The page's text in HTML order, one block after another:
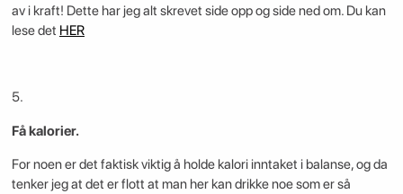
av i kraft! Dette har jeg alt skrevet side opp og side ned om. Du kan
lese det HER
5.
Få kalorier.
For noen er det faktisk viktig å holde kalori inntaket i balanse, og da
tenker jeg at det er flott at man her kan drikke noe som er så